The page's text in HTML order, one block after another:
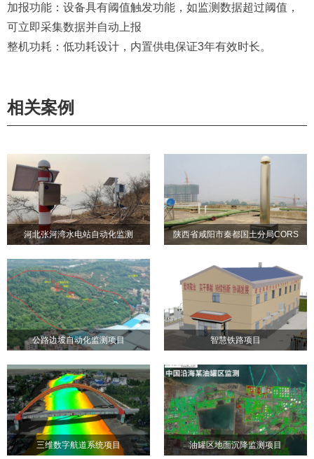
加报功能：设备具有阈值触发功能，如监测数据超过阈值，
可立即采集数据并自动上报
整机功耗：低功耗设计，内置供电保证3年有效时长。
相关案例
河北张河湾水电站自动化监测
测
陕西省咸阳市秦都国土分局CORS
CORS系统
公路边坡自动化监测项目 智慧铁路项目
三维数字航道系统项目 油罐区地面沉降监测项目